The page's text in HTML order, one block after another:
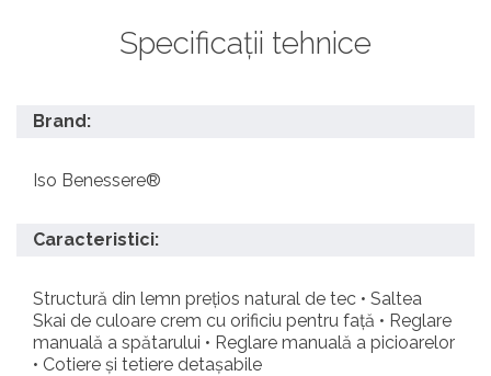
Specificații tehnice
Brand:
Iso Benessere®
Caracteristici:
Structură din lemn prețios natural de tec • Saltea
Skai de culoare crem cu orificiu pentru față • Reglare
manuală a spătarului • Reglare manuală a picioarelor
• Cotiere și tetiere detașabile